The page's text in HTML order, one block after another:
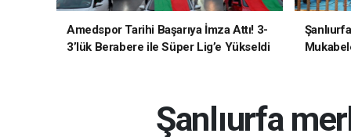
Amedspor Tarihi Başarıya İmza Attı! 3-
3’lük Berabere ile Süper Lig’e Yükseldi
Şanlıurfa